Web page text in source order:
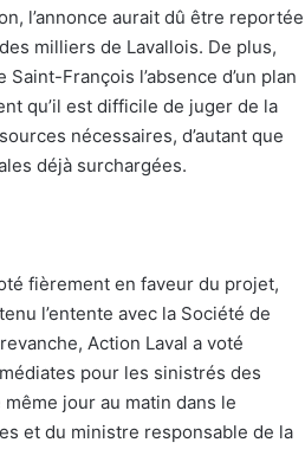
l’annonce aurait dû être reportée
milliers de Lavallois. De plus,
François l’absence d’un plan
qu’il est difficile de juger de la
nécessaires, d’autant que
déjà surchargées.
fièrement en faveur du projet,
l’entente avec la Société de
Action Laval a voté
pour les sinistrés des
jour au matin dans le
et du ministre responsable de la